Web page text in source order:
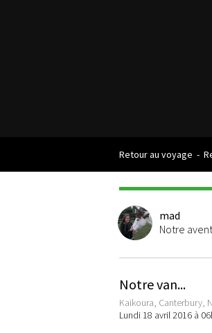
Retour au voyage -
mad
Notre
Notre van...
Kaikoura, Canterbury,
Lundi 18 avril 2016 à